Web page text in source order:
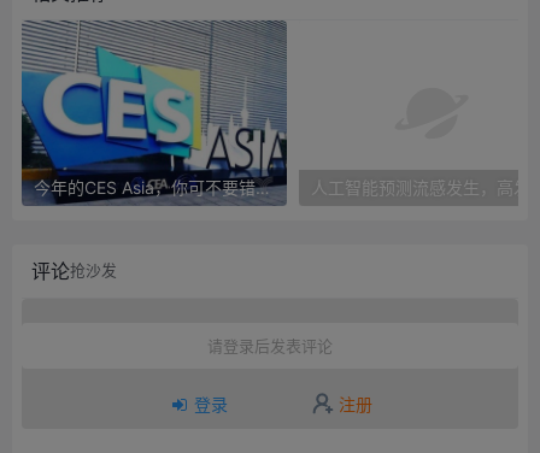
今年的CES Asia，你可不要错过这些自动驾驶看点
评论抢沙发
请登录后发表评论
登录 注册